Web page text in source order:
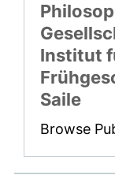
Institut
Saile
Browse